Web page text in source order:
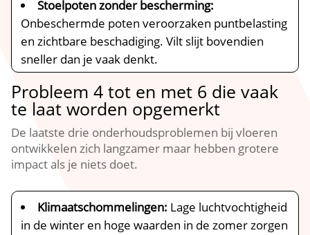
Stoelpoten zonder bescherming:
Onbeschermde poten veroorzaken puntbelasting
en zichtbare beschadiging.​ Vilt slijt bovendien
sneller dan je vaak denkt.​
Probleem 4 tot en met 6 die vaak
te laat worden opgemerkt
De laatste drie onderhoudsproblemen bij vloeren
ontwikkelen zich langzamer maar hebben grotere
impact als je niets doet.​
Klimaatschommelingen: Lage luchtvochtigheid
in de winter en hoge waarden in de zomer zorgen